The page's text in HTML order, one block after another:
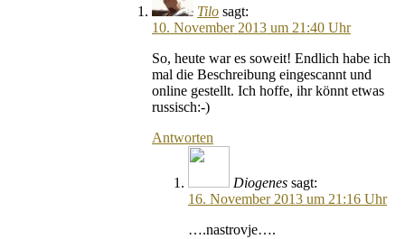
Tilo sagt:
10. November 2013 um 21:40 Uhr
So, heute war es soweit! Endlich habe ich
mal die Beschreibung eingescannt und
online gestellt. Ich hoffe, ihr könnt etwas
russisch:-)
Antworten
Diogenes sagt:
16. November 2013 um 21:16 Uhr
….nastrovje….